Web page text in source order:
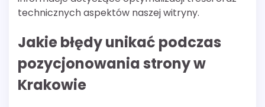
technicznych aspektów naszej witryny.
Jakie błędy unikać podczas
pozycjonowania strony w
Krakowie